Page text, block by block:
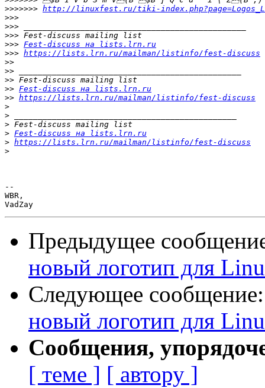
>>>>>>> http://linuxfest.ru/tiki-
>>>
>>>
>>>
>>> Fest-discuss на lists.lrn.ru
>>> https://lists.lrn.ru/mailman/listinfo/fest-discuss
>>
>>
>>
>> Fest-discuss на lists.lrn.ru
>> https://lists.lrn.ru/mailman/listinfo/fest-discuss
>
>
>
> Fest-discuss на lists.lrn.ru
> https://lists.lrn.ru/mailman/listinfo/fest-discuss
>
--
WBR,
Предыдущее
новый логотип для
Следующее
новый логотип для
Сообщения,
[ теме ] [ автору ]